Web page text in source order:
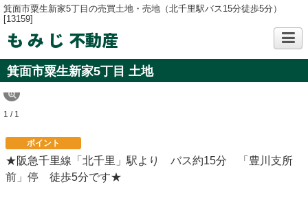
箕面市粟生新家5丁目の売買土地・売地（北千里駅バス15分徒歩5分）
[13159]
も み じ 不動産
箕面市粟生新家5丁目 土地
1 / 1
ポイント
★阪急千里線「北千里」駅より バス約15分 「豊川支所
前」停 徒歩5分です★